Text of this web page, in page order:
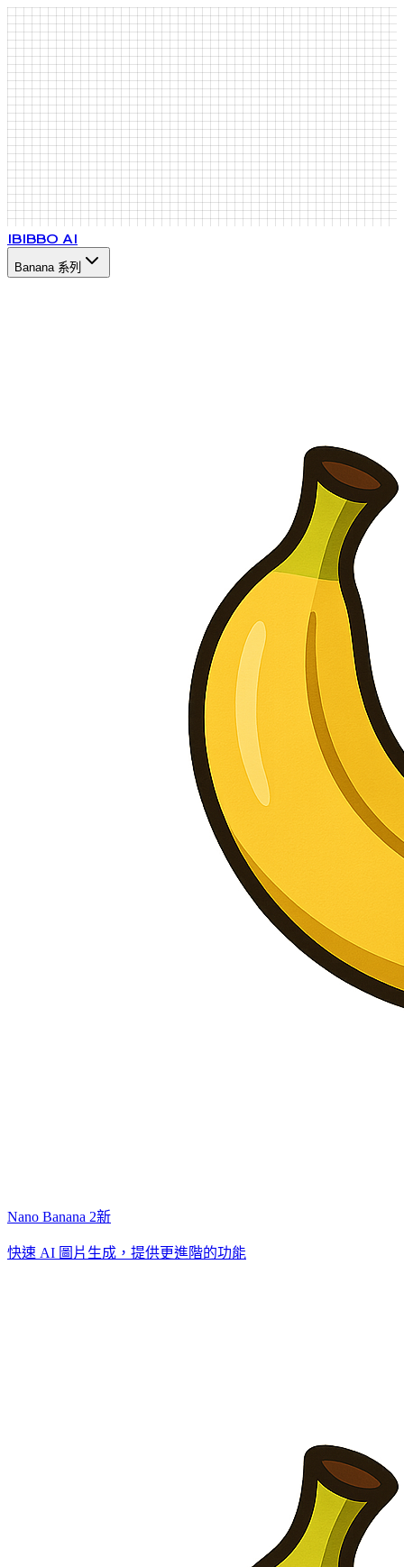
IBIBBO AI
Banana 系列
Nano Banana 2新
快速 AI 圖片生成，提供更進階的功能